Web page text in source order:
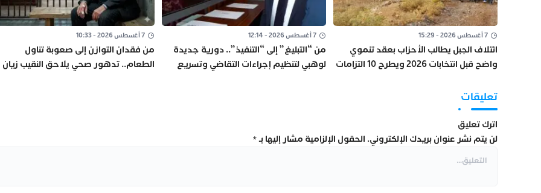
7 أغسطس 2026 - 15:29
ائتلاف الجبل يطالب الأحزاب بعقد تنموي
واضح قبل انتخابات 2026 ويطرح 10 التزامات
7 أغسطس 2026 - 12:14
من “التبليغ” إلى “التنفيذ”.. دورية جديدة
لوهبي لتنظيم إجراءات التقاضي وتسريع
7 أغسطس 2026 - 10:33
من فقدان التوازن إلى صعوبة تناول
الطعام.. تدهور صحي يلاحق النقيب زيان
تعليقات
اترك تعليق
لن يتم نشر عنوان بريدك الإلكتروني. الحقول الإلزامية مشار إليها بـ*